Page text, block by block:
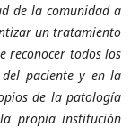
de la comunidad a
un tratamiento
reconocer todos los
paciente y en la
de la patología
propia institución